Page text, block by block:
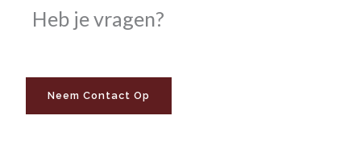
Heb je vragen?
Neem Contact Op